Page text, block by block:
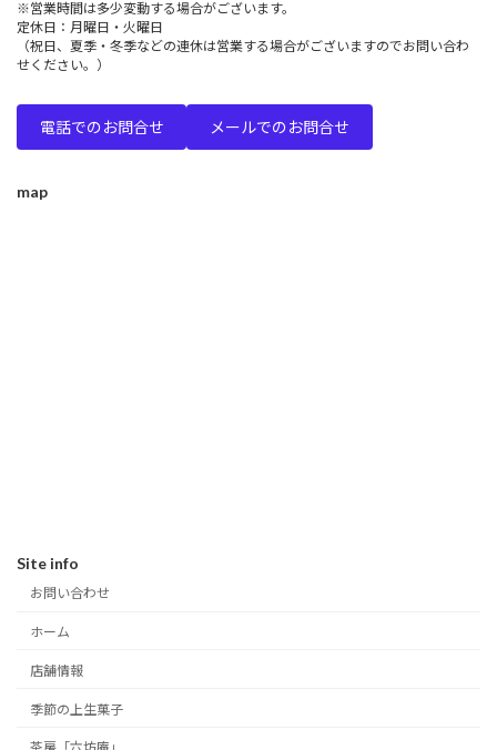
※営業時間は多少変動する場合がございます。
定休日：月曜日・火曜日
（祝日、夏季・冬季などの連休は営業する場合がございますのでお問い合わ
せください。）
電話でのお問合せ メールでのお問合せ
map
Site info
お問い合わせ
ホーム
店舗情報
季節の上生菓子